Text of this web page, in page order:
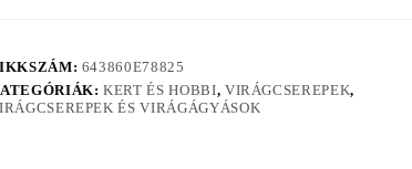
643860E78825
KERT ÉS HOBBI, VIRÁGCSEREPEK,
ÉS VIRÁGÁGYÁSOK